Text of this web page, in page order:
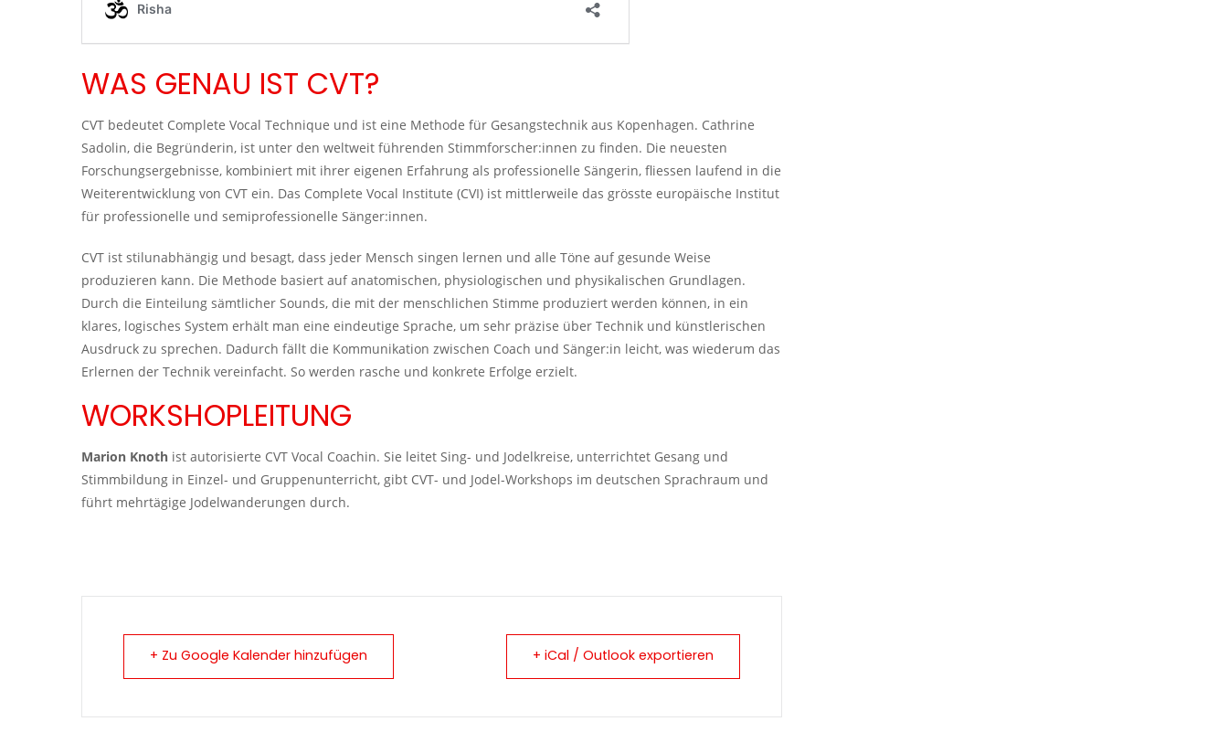
WAS GENAU IST CVT?
CVT bedeutet Complete Vocal Technique und ist eine Methode für Gesangstechnik aus Kopenhagen. Cathrine
Sadolin, die Begründerin, ist unter den weltweit führenden Stimmforscher:innen zu finden. Die neuesten
Forschungsergebnisse, kombiniert mit ihrer eigenen Erfahrung als professionelle Sängerin, fliessen laufend in die
Weiterentwicklung von CVT ein. Das Complete Vocal Institute (CVI) ist mittlerweile das grösste europäische Institut
für professionelle und semiprofessionelle Sänger:innen.
CVT ist stilunabhängig und besagt, dass jeder Mensch singen lernen und alle Töne auf gesunde Weise
produzieren kann. Die Methode basiert auf anatomischen, physiologischen und physikalischen Grundlagen.
Durch die Einteilung sämtlicher Sounds, die mit der menschlichen Stimme produziert werden können, in ein
klares, logisches System erhält man eine eindeutige Sprache, um sehr präzise über Technik und künstlerischen
Ausdruck zu sprechen. Dadurch fällt die Kommunikation zwischen Coach und Sänger:in leicht, was wiederum das
Erlernen der Technik vereinfacht. So werden rasche und konkrete Erfolge erzielt.
WORKSHOPLEITUNG
Marion Knoth ist autorisierte CVT Vocal Coachin. Sie leitet Sing- und Jodelkreise, unterrichtet Gesang und
Stimmbildung in Einzel- und Gruppenunterricht, gibt CVT- und Jodel-Workshops im deutschen Sprachraum und
führt mehrtägige Jodelwanderungen durch.
+ Zu Google Kalender hinzufügen + iCal / Outlook exportieren